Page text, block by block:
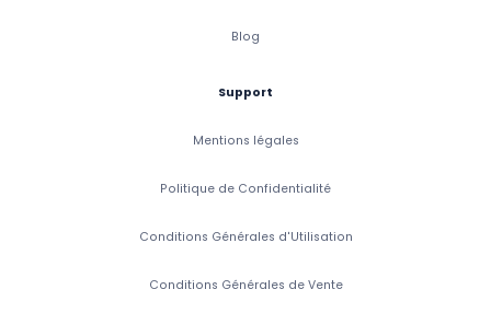
Blog
Support
Mentions légales
Politique de Confidentialité
Conditions Générales d'Utilisation
Conditions Générales de Vente